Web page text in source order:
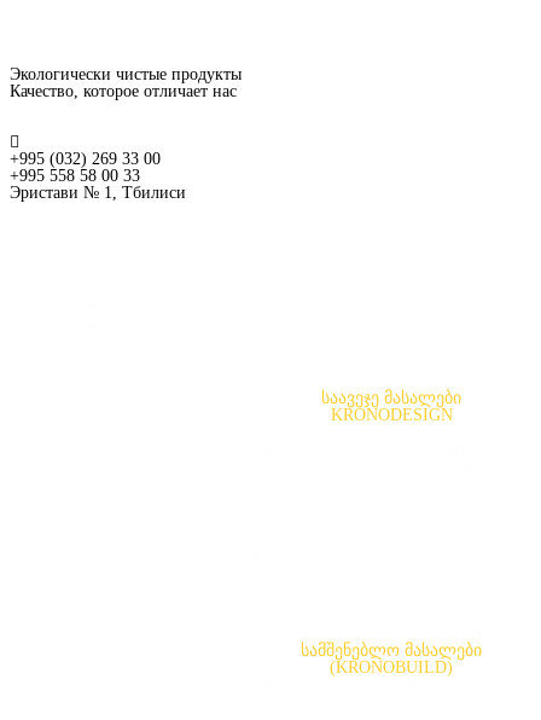
Экологически чистые продукты
Качество, которое отличает нас
+995 (032) 269 33 00
+995 558 58 00 33
Эристави № 1, Тбилиси
საავეჯე მასალები
KRONODESIGN
სამშენებლო მასალები
(KRONOBUILD)